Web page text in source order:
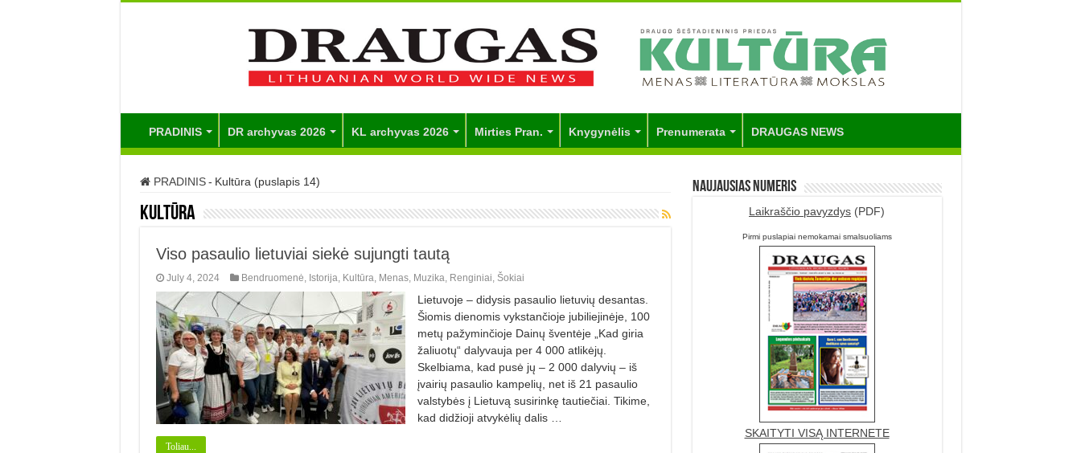
PRADINIS DR archyvas 2026 KL archyvas 2026 Mirties Pran. Knygynėlis Prenumerata DRAUGAS NEWS
PRADINIS - Kultūra (puslapis 14)
Kultūra
Viso pasaulio lietuviai siekė sujungti tautą
July 4, 2024 Bendruomenė Istorija Kultūra Menas, Muzika Renginiai Šokiai
Lietuvoje – didysis pasaulio lietuvių desantas.
Šiomis dienomis vykstančioje jubiliejinėje, 100
metų pažyminčioje Dainų šventėje „Kad giria
žaliuotų“ dalyvauja per 4 000 atlikėjų.
Skelbiama, kad pusė jų – 2 000 dalyvių – iš
įvairių pasaulio kampelių, net iš 21 pasaulio
valstybės į Lietuvą susirinkę tautiečiai. Tikime,
kad didžioji atvykėlių dalis …
Toliau...
Naujausias numeris
Laikraščio pavyzdys (PDF)
Pirmi puslapiai nemokamai smalsuoliams
SKAITYTI VISĄ INTERNETE